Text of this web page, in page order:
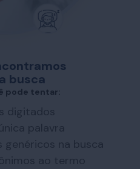
busca
pode tentar:
digitados
palavra
na busca
ao termo